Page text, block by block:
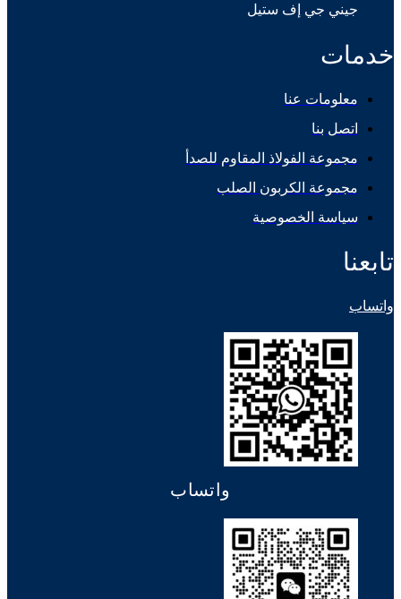
جيني جي إف ستيل
خدمات
معلومات عنا
اتصل بنا
مجموعة الفولاذ المقاوم للصدأ
مجموعة الكربون الصلب
سياسة الخصوصية
تابعنا
واتساب
واتساب